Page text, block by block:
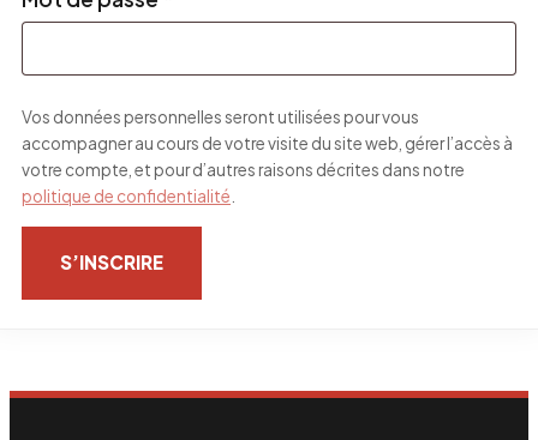
Vos données personnelles seront utilisées pour vous
accompagner au cours de votre visite du site web, gérer l’accès à
votre compte, et pour d’autres raisons décrites dans notre
politique de confidentialité.
S’INSCRIRE